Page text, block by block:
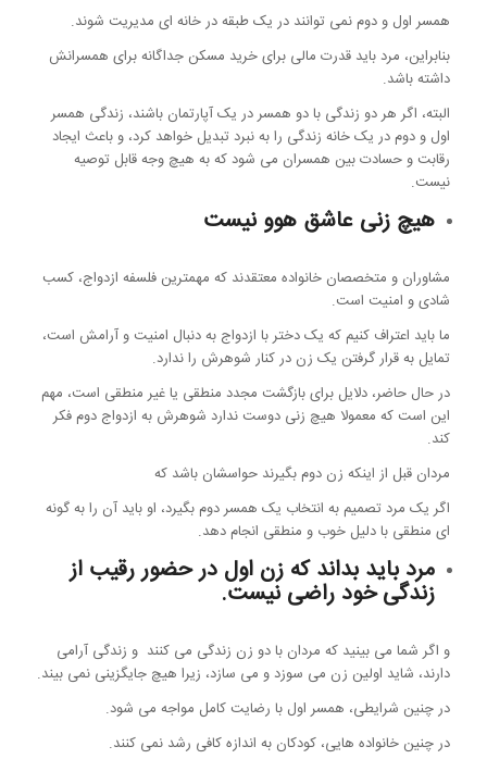
همسر اول و دوم نمی توانند در یک طبقه در خانه ای مدیریت شوند.
بنابراین، مرد باید قدرت مالی برای خرید مسکن جداگانه برای همسرانش
داشته باشد.
البته، اگر هر دو زندگی با دو همسر در یک آپارتمان باشند، زندگی همسر
اول و دوم در یک خانه زندگی را به نبرد تبدیل خواهد کرد، و باعث ایجاد
رقابت و حسادت بین همسران می شود که به هیچ وجه قابل توصیه
نیست.
هیچ زنی عاشق هوو نیست
مشاوران و متخصصان خانواده معتقدند که مهمترین فلسفه ازدواج، کسب
شادی و امنیت است.
ما باید اعتراف کنیم که یک دختر با ازدواج به دنبال امنیت و آرامش است،
تمایل به قرار گرفتن یک زن در کنار شوهرش را ندارد.
در حال حاضر، دلایل برای بازگشت مجدد منطقی یا غیر منطقی است، مهم
این است که معمولا هیچ زنی دوست ندارد شوهرش به ازدواج دوم فکر
کند.
مردان قبل از اینکه زن دوم بگیرند حواسشان باشد که
اگر یک مرد تصمیم به انتخاب یک همسر دوم بگیرد، او باید آن را به گونه
ای منطقی با دلیل خوب و منطقی انجام دهد.
مرد باید بداند که زن اول در حضور رقیب از
زندگی خود راضی نیست.
و اگر شما می بینید که مردان با دو زن زندگی می کنند و زندگی آرامی
دارند، شاید اولین زن می سوزد و می سازد، زیرا هیچ جایگزینی نمی بیند.
در چنین شرایطی، همسر اول با رضایت کامل مواجه می شود.
در چنین خانواده هایی، کودکان به اندازه کافی رشد نمی کنند.